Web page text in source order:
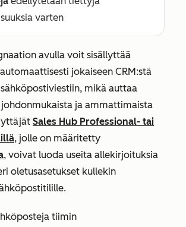
varten
avulla voit sisällyttää
jokaiseen CRM:stä
mikä auttaa
ja ammattimaista
Sales Hub Professional- tai
, jolle on määritetty
, voivat luoda useita allekirjoituksia
oletusasetukset kullekin
tiimin